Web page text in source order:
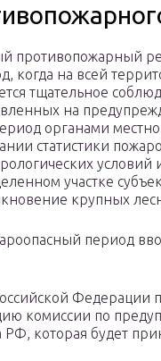
противопожарный
когда на всей
тщательное
на
органами
статистики
условий
участке
крупных
период
Федерации
комиссии по
которая будет